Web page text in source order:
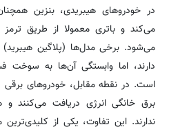
در خودروهای هیبریدی، بنزین
می‌کند و باتری معمولا از طریق ترمز
می‌شود. برخی مدل‌ها (پلاگین هیبرید)
دارند، اما وابستگی آن‌ها به
است. در نقطه مقابل، خودروهای برقی
برق خانگی انرژی دریافت می‌کنند
ندارند. این تفاوت، یکی از